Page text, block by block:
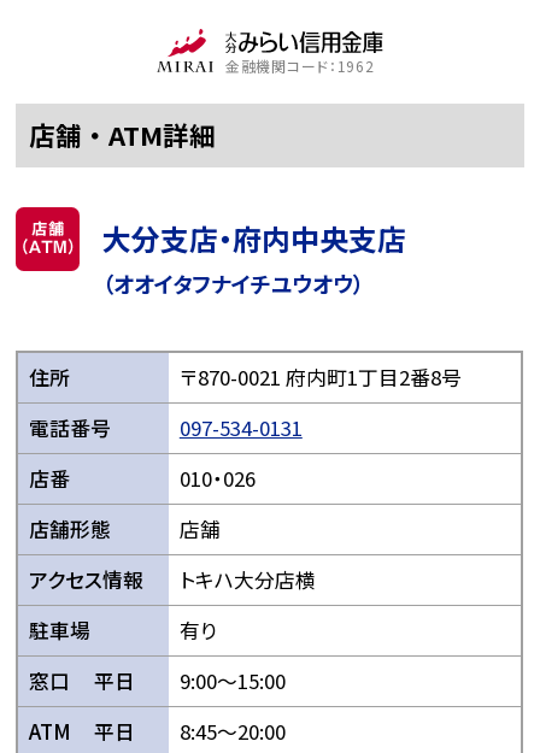
金融機関コード：1962
店舗・ATM詳細
大分支店・府内中央支店
（オオイタフナイチユウオウ）
住所
〒870-0021 府内町1丁目2番8号
電話番号
097-534-0131
店番
010・026
店舗形態
店舗
アクセス情報
トキハ大分店横
駐車場
有り
窓口
平日
9:00〜15:00
ATM
平日
8:45〜20:00